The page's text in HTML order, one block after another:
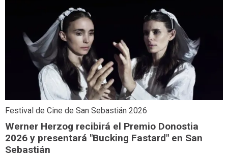
Festival de Cine de San Sebastián 2026
Werner Herzog recibirá el Premio Donostia
2026 y presentará "Bucking Fastard" en San
Sebastián